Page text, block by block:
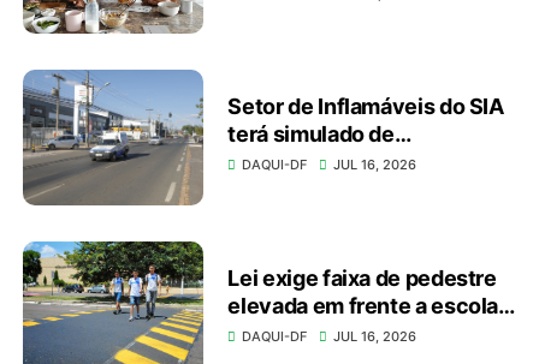
Setor de Inflamáveis do SIA
terá simulado de
emergência no domingo
DAQUI-DF JUL 16, 2026
Lei exige faixa de pedestre
elevada em frente a escolas
e unidades de saúde
DAQUI-DF JUL 16, 2026